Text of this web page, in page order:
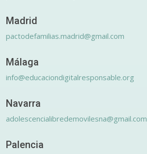
Madrid
pactodefamilias.madrid@gmail.com
Málaga
info@educaciondigitalresponsable.org
Navarra
adolescencialibredemovilesna@gmail.com
Palencia